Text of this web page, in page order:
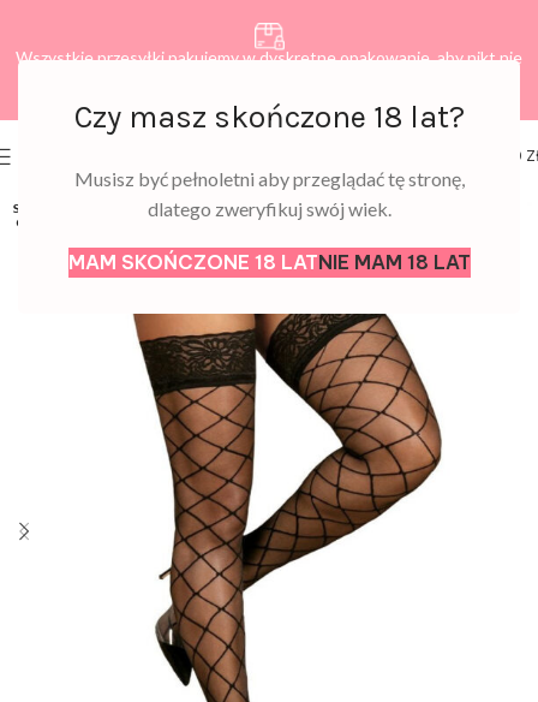
Czy masz skończone 18 lat?
Musisz być pełnoletni aby przeglądać tę stronę,
dlatego zweryfikuj swój wiek.
MAM SKOŃCZONE 18 LATNIE MAM 18 LAT
Wszystkie przesyłki pakujemy w dyskretne opakowanie, aby nikt nie
0,00
SOLD
OUT